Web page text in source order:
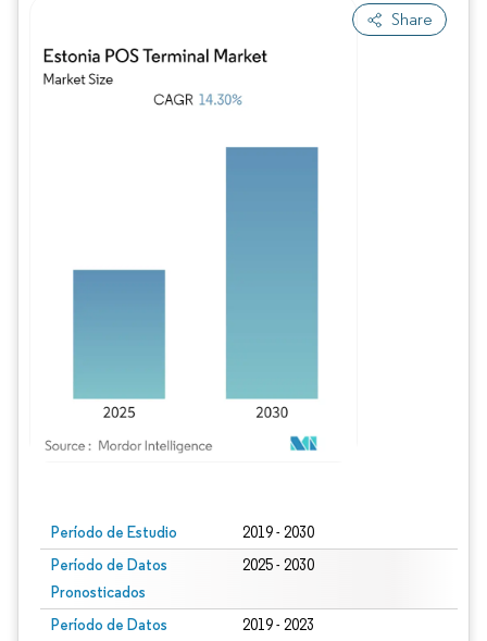
Share
Período de Estudio 2019 - 2030
Período de Datos
Pronosticados
2025 - 2030
Período de Datos
2019 - 2023